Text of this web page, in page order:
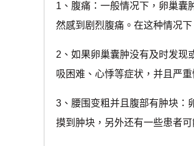
1、腹痛：一般情况下，卵巢囊
然感到剧烈腹痛。在这种情况
2、如果卵巢囊肿没有及时发现
吸困难、心悸等症状，并且严
3、腰围变粗并且腹部有肿块：
摸到肿块，另外还有一些患者